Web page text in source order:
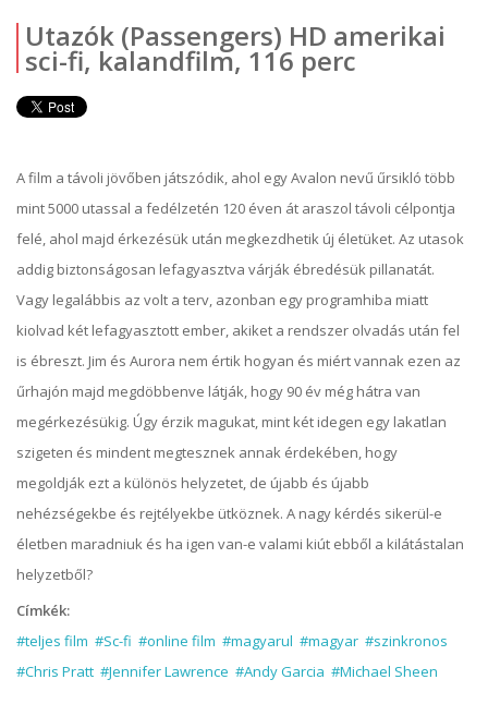
Utazók (Passengers) HD amerikai
sci-fi, kalandfilm, 116 perc
A film a távoli jövőben játszódik, ahol egy Avalon nevű űrsikló több
mint 5000 utassal a fedélzetén 120 éven át araszol távoli célpontja
felé, ahol majd érkezésük után megkezdhetik új életüket. Az utasok
addig biztonságosan lefagyasztva várják ébredésük pillanatát.
Vagy legalábbis az volt a terv, azonban egy programhiba miatt
kiolvad két lefagyasztott ember, akiket a rendszer olvadás után fel
is ébreszt. Jim és Aurora nem értik hogyan és miért vannak ezen az
űrhajón majd megdöbbenve látják, hogy 90 év még hátra van
megérkezésükig. Úgy érzik magukat, mint két idegen egy lakatlan
szigeten és mindent megtesznek annak érdekében, hogy
megoldják ezt a különös helyzetet, de újabb és újabb
nehézségekbe és rejtélyekbe ütköznek. A nagy kérdés sikerül-e
életben maradniuk és ha igen van-e valami kiút ebből a kilátástalan
helyzetből?
Címkék:
#teljes film #Sc-fi #online film #magyarul #magyar #szinkronos
#Chris Pratt #Jennifer Lawrence #Andy Garcia #Michael Sheen